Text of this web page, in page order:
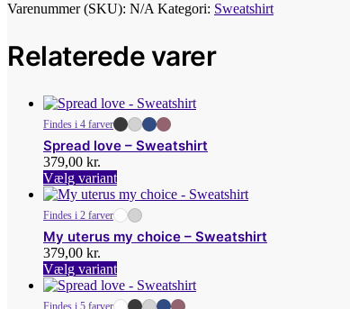
Varenummer (SKU): N/A Kategori: Sweatshirt
Relaterede varer
Findes i 4 farver
Spread love – Sweatshirt
379,00 kr.
Vælg variantDette
vare
har
flere
varianter.
Mulighederne
kan
vælges
Findes i 2 farver
My uterus my choice – Sweatshirt
379,00 kr.
Vælg variantDette
vare
har
Findes i 5 farver